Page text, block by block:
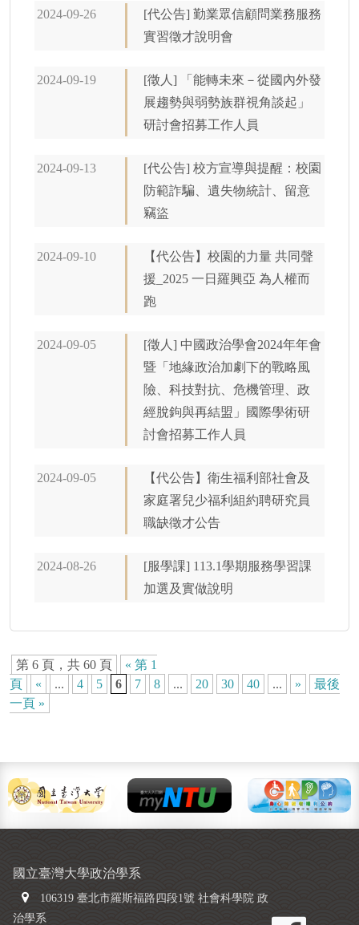
2024-09-26
[代公告] 勤業眾信顧問業務服務
實習徵才說明會
2024-09-19
[徵人] 「能轉未來－從國內外發
展趨勢與弱勢族群視角談起」
研討會招募工作人員
2024-09-13
[代公告] 校方宣導與提醒：校園
防範詐騙、遺失物統計、留意
竊盜
2024-09-10
【代公告】校園的力量 共同聲
援_2025 一日羅興亞 為人權而
跑
2024-09-05
[徵人] 中國政治學會2024年年會
暨「地緣政治加劇下的戰略風
險、科技對抗、危機管理、政
經脫鉤與再結盟」國際學術研
討會招募工作人員
2024-09-05
【代公告】衛生福利部社會及
家庭署兒少福利組約聘研究員
職缺徵才公告
2024-08-26
[服學課] 113.1學期服務學習課
加選及實做說明
第 6 頁，共 60 頁
« 第 1
頁
« ... 4 5 6 7 8 ... 20 30 40 ... »
最後
一頁 »
國立臺灣大學政治學系
106319 臺北市羅斯福路四段1號 社會科學院 政
治學系